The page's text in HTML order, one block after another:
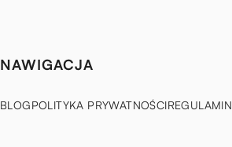
NAWIGACJA
BLOGPOLITYKA PRYWATNOŚCIREGULAMIN